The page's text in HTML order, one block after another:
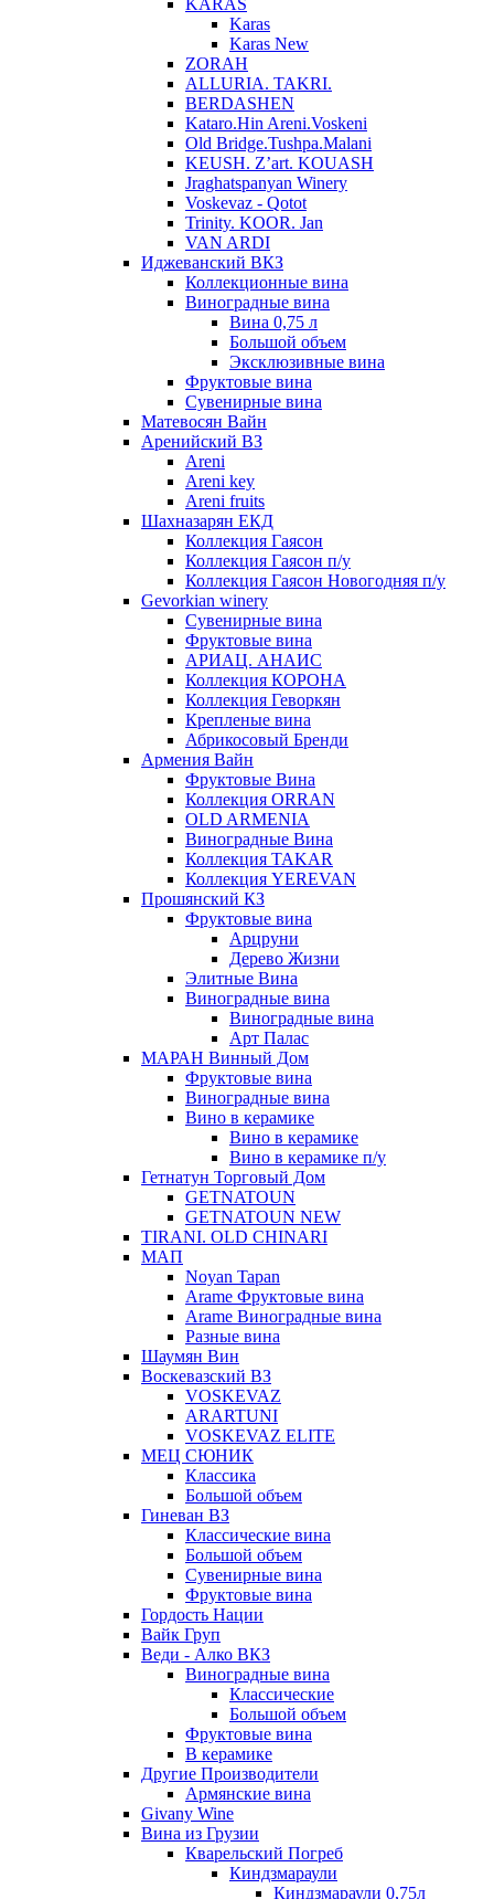
KARAS
Karas
Karas New
ZORAH
ALLURIA. TAKRI.
BERDASHEN
Kataro.Hin Areni.Voskeni
Old Bridge.Tushpa.Malani
KEUSH. Z’art. KOUASH
Jraghatspanyan Winery
Voskevaz - Qotot
Trinity. KOOR. Jan
VAN ARDI
Иджеванский ВКЗ
Коллекционные вина
Виноградные вина
Вина 0,75 л
Большой объем
Эксклюзивные вина
Фруктовые вина
Cувенирные вина
Матевосян Вайн
Аренийский ВЗ
Areni
Areni key
Areni fruits
Шахназарян ЕКД
Коллекция Гаясон
Коллекция Гаясон п/у
Коллекция Гаясон Новогодняя п/у
Gevorkian winery
Сувенирные вина
Фруктовые вина
АРИАЦ. АНАИС
Коллекция КОРОНА
Коллекция Геворкян
Крепленые вина
Абрикосовый Бренди
Армения Вайн
Фруктовые Вина
Коллекция ORRAN
OLD ARMENIA
Виноградные Вина
Коллекция TAKAR
Коллекция YEREVAN
Прошянский КЗ
Фруктовые вина
Арцруни
Дерево Жизни
Элитные Вина
Виноградные вина
Виноградные вина
Арт Палас
МАРАН Винный Дом
Фруктовые вина
Виноградные вина
Вино в керамике
Вино в керамике
Вино в керамике п/у
Гетнатун Торговый Дом
GETNATOUN
GETNATOUN NEW
TIRANI. OLD CHINARI
МАП
Noyan Tapan
Arame Фруктовые вина
Arame Виноградные вина
Разные вина
Шаумян Вин
Воскевазский ВЗ
VOSKEVAZ
ARARTUNI
VOSKEVAZ ELITE
МЕЦ СЮНИК
Классика
Большой объем
Гиневан ВЗ
Классические вина
Большой объем
Сувенирные вина
Фруктовые вина
Гордость Нации
Вайк Груп
Веди - Алко ВКЗ
Виноградные вина
Классические
Большой объем
Фруктовые вина
В керамике
Другие Производители
Армянские вина
Givany Wine
Вина из Грузии
Кварельский Погреб
Киндзмараули
Киндзмараули 0,75л